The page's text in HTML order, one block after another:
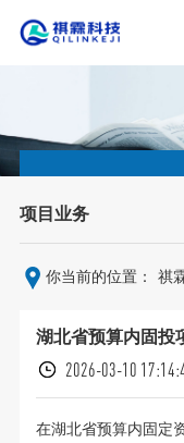
项目业务
你当前的位置： 祺
湖北省预算内固投
2026-03-10
在湖北省预算内固定